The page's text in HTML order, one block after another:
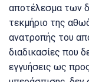
αποτέλεσμα των
τεκμήριο της
ανατροπής του
διαδικασίες που
εγγυήσεις ως